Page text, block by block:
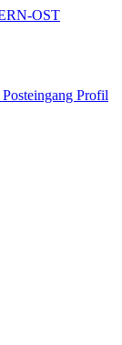
Posteingang Profil